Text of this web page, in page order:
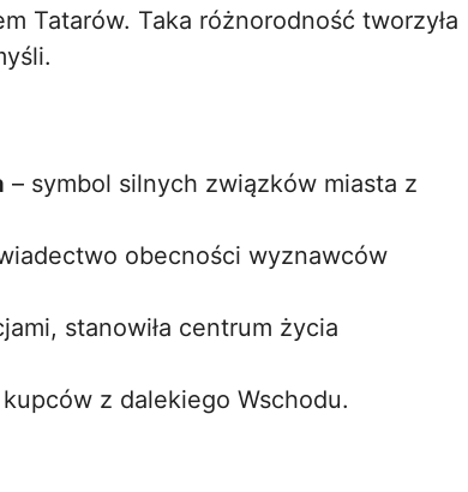
Tatarów. Taka różnorodność tworzyła
– symbol silnych związków miasta z
obecności wyznawców
stanowiła centrum życia
z dalekiego Wschodu.